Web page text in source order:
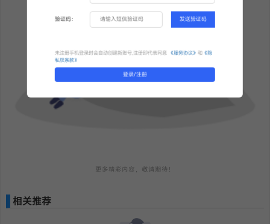
更多精彩内容，敬请期待！
相关推荐
验证码： 发送验证码
未注册手机登录时会自动创建新账号,注册即代表同意 《服务协议》 和《隐
私权条款》
登录/注册